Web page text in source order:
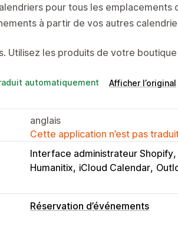
pour tous les emplacements
à partir de vos autres
Utilisez les produits de votre
automatiquement Afficher l’original
anglais
Cette application n’est pas
Interface administrateur Shopify
Humanitix iCloud Calendar
Réservation d’événements